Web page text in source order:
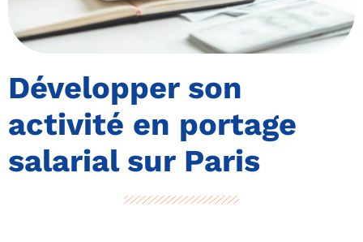
Développer son
activité en portage
salarial sur Paris